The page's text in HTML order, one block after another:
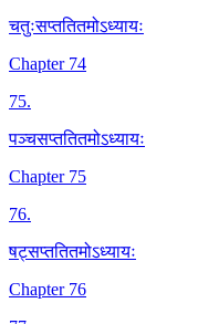
चतुःसप्ततितमोऽध्यायः
Chapter 74
75.
पञ्चसप्ततितमोऽध्यायः
Chapter 75
76.
षट्सप्ततितमोऽध्यायः
Chapter 76